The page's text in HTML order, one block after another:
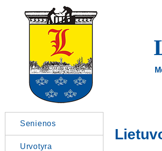
Senienos
Urvotyra